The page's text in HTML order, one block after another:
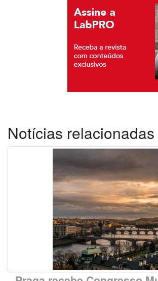
Notícias relacionadas